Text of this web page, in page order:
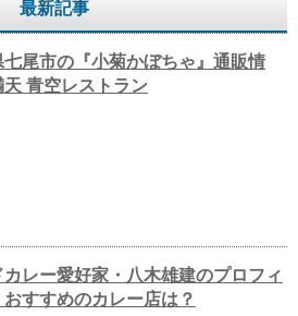
最新記事
七尾市の『小菊かぼちゃ』通販情
天 青空レストラン
カレー愛好家・八木雄建のプロフィ
おすすめのカレー店は？